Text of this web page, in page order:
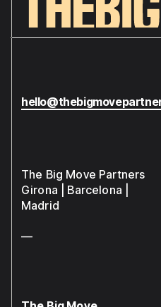
The Big Move Partners
Girona | Barcelona |
Madrid
—